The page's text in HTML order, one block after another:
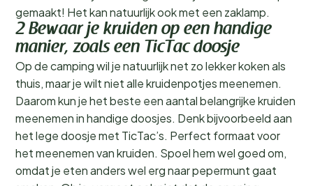
gemaakt! Het kan natuurlijk ook met een zaklamp.
2 Bewaar je kruiden op een handige
manier, zoals een TicTac doosje
Op de camping wil je natuurlijk net zo lekker koken als
thuis, maar je wilt niet alle kruidenpotjes meenemen.
Daarom kun je het beste een aantal belangrijke kruiden
meenemen in handige doosjes. Denk bijvoorbeeld aan
het lege doosje met TicTac’s. Perfect formaat voor
het meenemen van kruiden. Spoel hem wel goed om,
omdat je eten anders wel erg naar pepermunt gaat